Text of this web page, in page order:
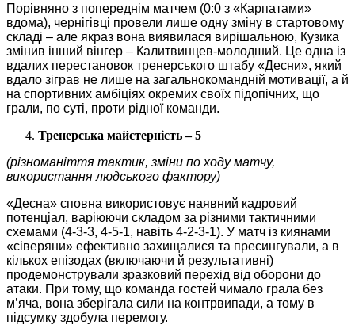
Порівняно з попереднім матчем (0:0 з «Карпатами»
вдома), чернігівці провели лише одну зміну в стартовому
складі – але якраз вона виявилася вирішальною, Кузика
змінив інший вінгер – Калитвинцев-молодший. Це одна із
вдалих перестановок тренерського штабу «Десни», який
вдало зіграв не лише на загальнокомандній мотивації, а й
на спортивних амбіціях окремих своїх підопічних, що
грали, по суті, проти рідної команди.
Тренерська майстерність – 5
(різноманіття тактик, зміни по ходу матчу,
використання людського фактору)
«Десна» сповна використовує наявний кадровий
потенціал, варіюючи складом за різними тактичними
схемами (4-3-3, 4-5-1, навіть 4-2-3-1). У матч із киянами
«сіверяни» ефективно захищалися та пресингували, а в
кількох епізодах (включаючи й результативні)
продемонстрували зразковий перехід від оборони до
атаки. При тому, що команда гостей чимало грала без
м’яча, вона зберігала сили на контрвипади, а тому в
підсумку здобула перемогу.